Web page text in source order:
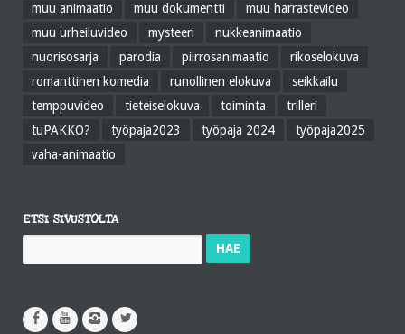
muu animaatio
muu dokumentti
muu harrastevideo
muu urheiluvideo
mysteeri
nukkeanimaatio
nuorisosarja
parodia piirrosanimaatio
rikoselokuva
romanttinen komedia
runollinen elokuva
seikkailu
temppuvideo
tieteiselokuva toiminta
trilleri
tuPAKKO?
työpaja2023 työpaja 2024
työpaja2025
vaha-animaatio
ETSI SIVUSTOLTA